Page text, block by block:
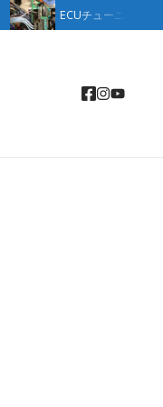
ECUチューニングサー